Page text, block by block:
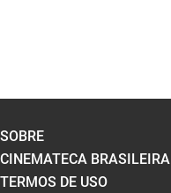
SOBRE
CINEMATECA BRASILEIRA
TERMOS DE USO